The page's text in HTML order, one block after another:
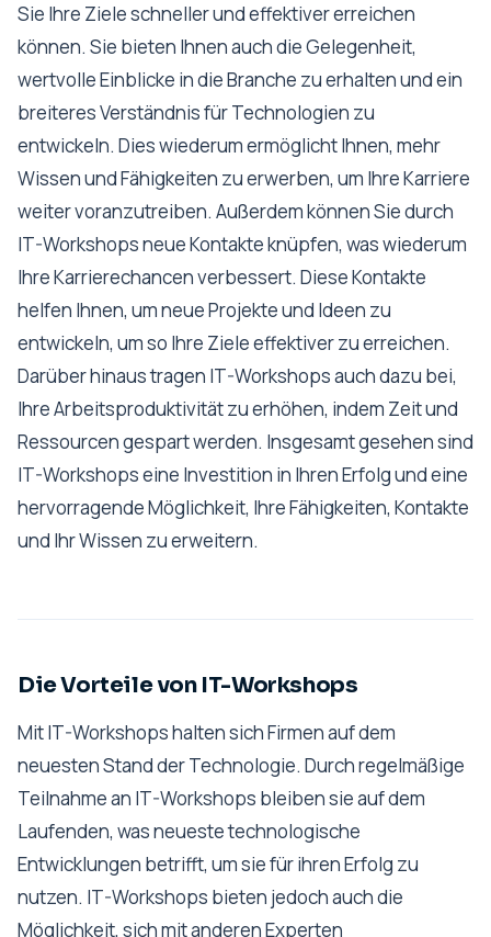
Sie Ihre Ziele schneller und effektiver erreichen
können. Sie bieten Ihnen auch die Gelegenheit,
wertvolle Einblicke in die Branche zu erhalten und ein
breiteres Verständnis für Technologien zu
entwickeln. Dies wiederum ermöglicht Ihnen, mehr
Wissen und Fähigkeiten zu erwerben, um Ihre Karriere
weiter voranzutreiben. Außerdem können Sie durch
IT-Workshops neue Kontakte knüpfen, was wiederum
Ihre Karrierechancen verbessert. Diese Kontakte
helfen Ihnen, um neue Projekte und Ideen zu
entwickeln, um so Ihre Ziele effektiver zu erreichen.
Darüber hinaus tragen IT-Workshops auch dazu bei,
Ihre Arbeitsproduktivität zu erhöhen, indem Zeit und
Ressourcen gespart werden. Insgesamt gesehen sind
IT-Workshops eine Investition in Ihren Erfolg und eine
hervorragende Möglichkeit, Ihre Fähigkeiten, Kontakte
und Ihr Wissen zu erweitern.
Die Vorteile von IT-Workshops
Mit IT-Workshops halten sich Firmen auf dem
neuesten Stand der Technologie. Durch regelmäßige
Teilnahme an IT-Workshops bleiben sie auf dem
Laufenden, was neueste technologische
Entwicklungen betrifft, um sie für ihren Erfolg zu
nutzen. IT-Workshops bieten jedoch auch die
Möglichkeit, sich mit anderen Experten